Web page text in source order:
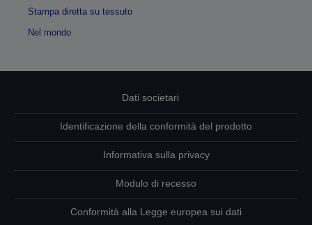
Stampa diretta su tessuto
Nel mondo
Dati societari
Identificazione della conformità del prodotto
Informativa sulla privacy
Modulo di recesso
Conformità alla Legge europea sui dati